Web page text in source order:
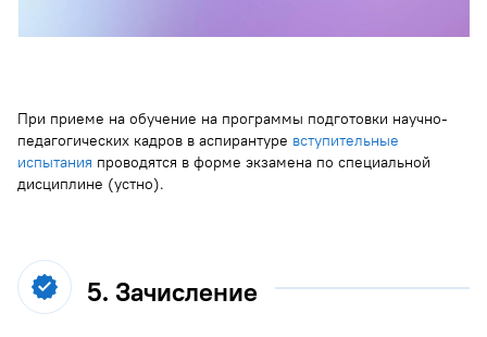
При приеме на обучение на программы подготовки научно-
педагогических кадров в аспирантуре вступительные
испытания проводятся в форме экзамена по специальной
дисциплине (устно).
5. Зачисление